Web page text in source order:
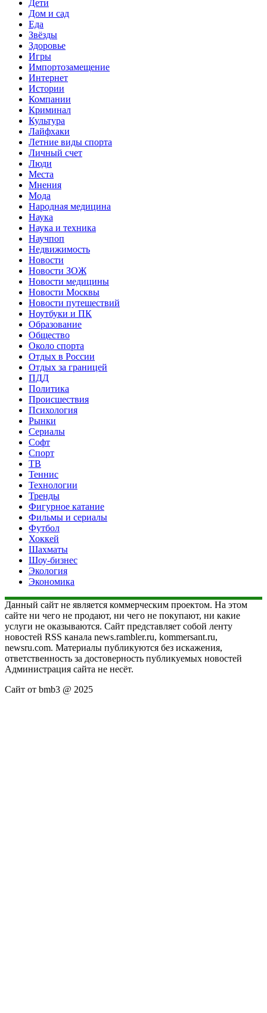
Дети
Дом и сад
Еда
Звёзды
Здоровье
Игры
Импортозамещение
Интернет
Истории
Компании
Криминал
Культура
Лайфхаки
Летние виды спорта
Личный счет
Люди
Места
Мнения
Мода
Народная медицина
Наука
Наука и техника
Научпоп
Недвижимость
Новости
Новости ЗОЖ
Новости медицины
Новости Москвы
Новости путешествий
Ноутбуки и ПК
Образование
Общество
Около спорта
Отдых в России
Отдых за границей
ПДД
Политика
Происшествия
Психология
Рынки
Сериалы
Софт
Спорт
ТВ
Теннис
Технологии
Тренды
Фигурное катание
Фильмы и сериалы
Футбол
Хоккей
Шахматы
Шоу-бизнес
Экология
Экономика
Данный сайт не является коммерческим проектом. На этом
сайте ни чего не продают, ни чего не покупают, ни какие
услуги не оказываются. Сайт представляет собой ленту
новостей RSS канала news.rambler.ru, kommersant.ru,
newsru.com. Материалы публикуются без искажения,
ответственность за достоверность публикуемых новостей
Администрация сайта не несёт.
Сайт от bmb3 @ 2025